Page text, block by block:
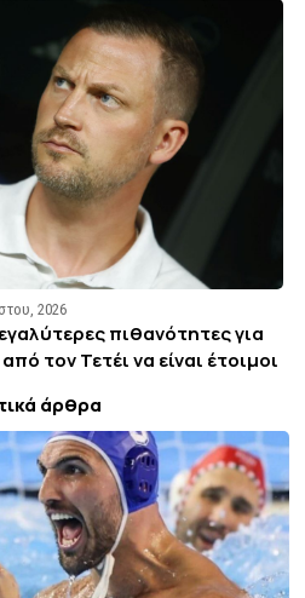
2026
πιθανότητες για
τον Τετέι να είναι έτοιμοι
άρθρα